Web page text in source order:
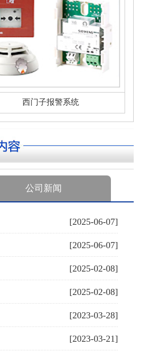
西门子报警系统
公司新闻
[2025-06-07]
[2025-06-07]
[2025-02-08]
[2025-02-08]
[2023-03-28]
[2023-03-21]